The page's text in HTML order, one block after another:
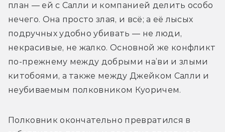
план — ей с Салли и компанией делить особо
нечего. Она просто злая, и всё; а её лысых
подручных удобно убивать — не люди,
некрасивые, не жалко. Основной же конфликт
по-прежнему между добрыми на’ви и злыми
китобоями, а также между Джейком Салли и
неубиваемым полковником Куоричем.
Полковник окончательно превратился в